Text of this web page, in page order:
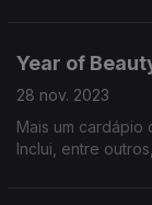
Year of
28 nov. 2023
Mais um cardápio
Inclui, entre